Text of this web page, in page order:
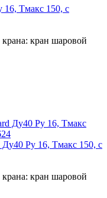
16, Тмакс 150, с
кран шаровой
Ру 16, Тмакс 150, с
кран шаровой